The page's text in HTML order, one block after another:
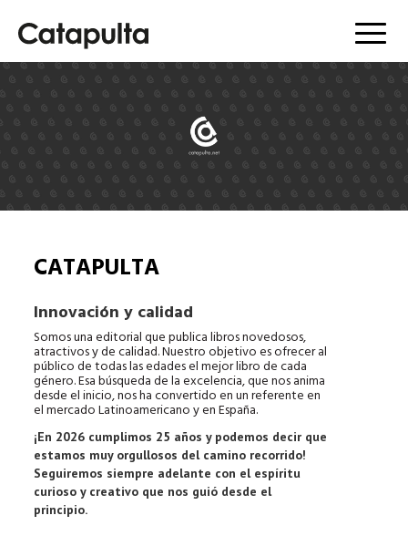
Menú
CATAPULTA
Innovación y calidad
Somos una editorial que publica libros novedosos,
atractivos y de calidad. Nuestro objetivo es ofrecer al
público de todas las edades el mejor libro de cada
género. Esa búsqueda de la excelencia, que nos anima
desde el inicio, nos ha convertido en un referente en
el mercado Latinoamericano y en España.
¡En 2026 cumplimos 25 años y podemos decir que
estamos muy orgullosos del camino recorrido!
Seguiremos siempre adelante con el espíritu
curioso y creativo que nos guió desde el
principio.